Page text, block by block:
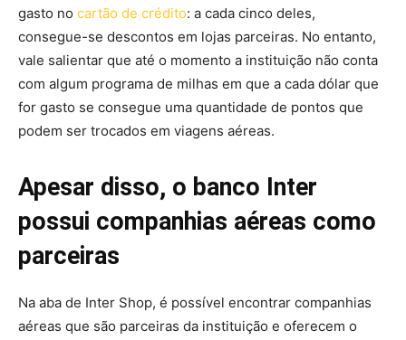
gasto no cartão de crédito: a cada cinco deles,
consegue-se descontos em lojas parceiras. No entanto,
vale salientar que até o momento a instituição não conta
com algum programa de milhas em que a cada dólar que
for gasto se consegue uma quantidade de pontos que
podem ser trocados em viagens aéreas.
Apesar disso, o banco Inter
possui companhias aéreas como
parceiras
Na aba de Inter Shop, é possível encontrar companhias
aéreas que são parceiras da instituição e oferecem o